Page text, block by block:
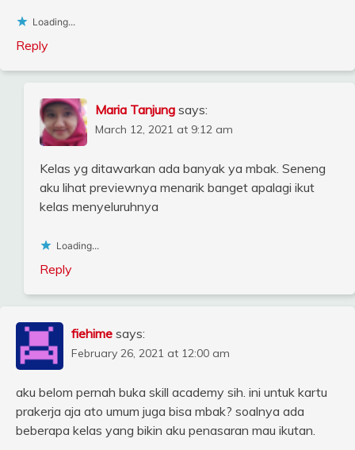
Loading...
Reply
Maria Tanjung says:
March 12, 2021 at 9:12 am
Kelas yg ditawarkan ada banyak ya mbak. Seneng
aku lihat previewnya menarik banget apalagi ikut
kelas menyeluruhnya
Loading...
Reply
fiehime says:
February 26, 2021 at 12:00 am
aku belom pernah buka skill academy sih. ini untuk kartu
prakerja aja ato umum juga bisa mbak? soalnya ada
beberapa kelas yang bikin aku penasaran mau ikutan.